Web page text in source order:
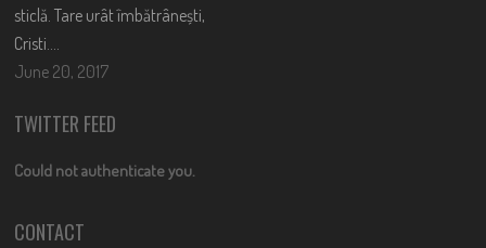
sticlă. Tare urât îmbătrânești,
Cristi….
June 20, 2017
TWITTER FEED
Could not authenticate you.
CONTACT